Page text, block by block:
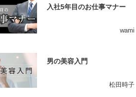
入社5年目のお仕事マナー
wami
男の美容入門
松田時子